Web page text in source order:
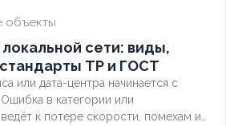
БРОНИРОВАННЫЙ
КОЛИЧЕСТВО ЖИЛ
объекты
сети: виды,
ТР и ГОСТ
или дата-центра начинается с
в категории или
к потере скорости, помехам и